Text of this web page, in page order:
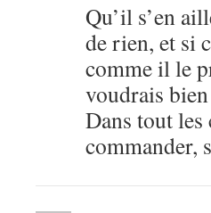
Qu’il s’en
de rien, et si
comme il le
voudrais
Dans tout les
commander,